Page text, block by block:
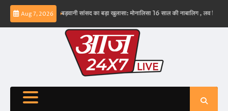
Skip
content
Aug 7, 2026
नहीं – ईरान बड़वानी सांसद का बड़ा खुलासा: मोनालिसा 16 साल की नाबालिग , लव जिहाद के